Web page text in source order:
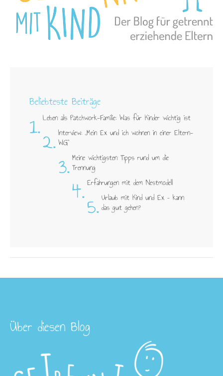
Beliebteste Beiträge
1. Leben als Patchwork-Familie: Was für Kinder wichtig ist
2. Interview: „Mein Ex und ich wohnen in einer Eltern-
WG"
3. Meine wichtigsten Tipps rund um die
Trennung
4. Erfahrungen mit dem Nestmodell
5. Urlaub mit Kind und Ex – kann
das gut gehen?
Über diesen Blog